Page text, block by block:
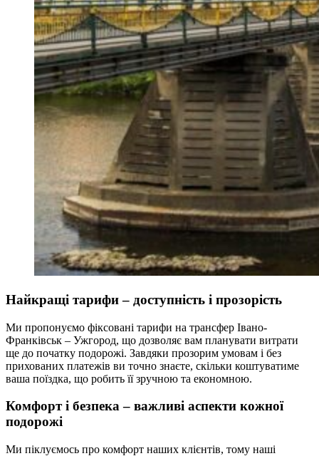
Найкращі тарифи – доступність і прозорість
Ми пропонуємо фіксовані тарифи на трансфер Івано-
Франківськ – Ужгород, що дозволяє вам планувати витрати
ще до початку подорожі. Завдяки прозорим умовам і без
прихованих платежів ви точно знаєте, скільки коштуватиме
ваша поїздка, що робить її зручною та економною.
Комфорт і безпека – важливі аспекти кожної
подорожі
Ми піклуємось про комфорт наших клієнтів, тому наші